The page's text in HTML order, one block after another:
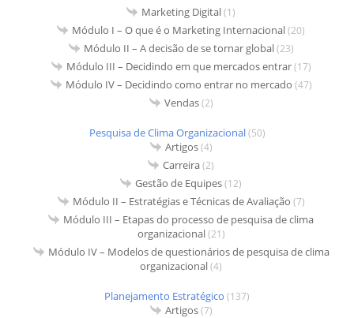
Marketing Digital(1)
Módulo I – O que é o Marketing Internacional(20)
Módulo II – A decisão de se tornar global(23)
Módulo III – Decidindo em que mercados entrar(17)
Módulo IV – Decidindo como entrar no mercado (47)
Vendas(2)
Pesquisa de Clima Organizacional(50)
Artigos(4)
Carreira(2)
Gestão de Equipes(12)
Módulo II – Estratégias e Técnicas de Avaliação (7)
Módulo III – Etapas do processo de pesquisa de clima
organizacional(21)
Módulo IV – Modelos de questionários de pesquisa de clima
organizacional(4)
Planejamento Estratégico (137)
Artigos(7)